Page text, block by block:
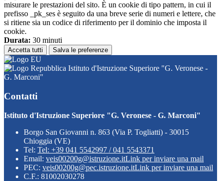
misurare le prestazioni del sito. È un cookie di tipo pattern, in cui il
prefisso _pk_ses è seguito da una breve serie di numeri e lettere, che
si ritiene sia un codice di riferimento per il dominio che imposta il
cookie.
Durata: 30 minuti
Accetta tutti Salva le preferenze
Istituto d'Istruzione Superiore "G. Veronese -
G. Marconi"
Contatti
Istituto d'Istruzione Superiore "G. Veronese - G. Marconi"
Borgo San Giovanni n. 863 (Via P. Togliatti) - 30015
Chioggia (VE)
Tel: Tel: +39 041 5542997 / 041 5543371
Email: veis00200g@istruzione.itLink per inviare una mail
PEC: veis00200g@pec.istruzione.itLink per inviare una mail
C.F.: 81002030278